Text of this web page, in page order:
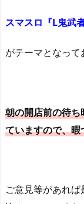
スマスロ『L鬼武
がテーマとなって
朝の開店前の待
ていますので、
ご意見等があれば